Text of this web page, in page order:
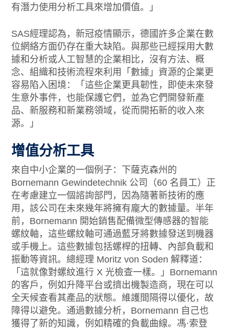
有潛力使用分析工具來增加價值。」
SAS經理認為，新冠疫情顯示，德國許多企業在數
位網絡方面仍存在重大缺陷。與那些已經採用大數
據和分析或人工智慧的企業相比，沒有方法、概
念、組織和技術流程來利用「數據」資源的企業更
容易陷入困境：「這些企業更具韌性，即使未來發
生意外事件，也能保護它們，並為它們開發新產
品、新服務和新業務領域，從而開拓新的收入來
源。」
增值分析工具
來自中小企業的一個例子：下薩克森州的
Bornemann Gewindetechnik 公司（60 名員工）正
在考慮建立一個諮詢部門，因為隨著新技術的應
用，該公司在未來幾年將擁有龐大的數據量。半年
前，Bornemann 開始銷售配備微型傳感器的智能
螺紋軸，這些螺紋軸可通過藍牙將數據發送到機器
或手機上。這些數據包括螺桿的扭轉、內部負載和
振動等資訊。總經理 Moritz von Soden 解釋道：
「這就像對螺紋進行 X 光檢查一樣。」Bornemann
的客戶，例如升降平台或擠出機製造商，現在可以
全天候查看其產品的狀態。維護間隔得以優化，故
障得以避免。通過數據分析，Bornemann 自己也
獲得了新的知識，例如精確的負載曲線。馮·索登